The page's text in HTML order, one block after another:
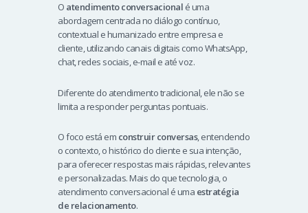
O atendimento conversacional é uma
abordagem centrada no diálogo contínuo,
contextual e humanizado entre empresa e
cliente, utilizando canais digitais como WhatsApp,
chat, redes sociais, e-mail e até voz.
Diferente do atendimento tradicional, ele não se
limita a responder perguntas pontuais.
O foco está em construir conversas, entendendo
o contexto, o histórico do cliente e sua intenção,
para oferecer respostas mais rápidas, relevantes
e personalizadas. Mais do que tecnologia, o
atendimento conversacional é uma estratégia
de relacionamento.